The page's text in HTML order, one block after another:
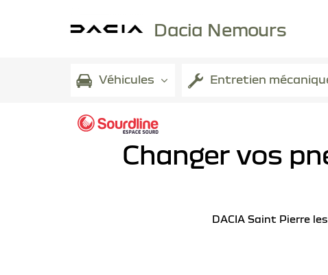
Dacia Nemours
Véhicules Entretien
Changer vos
DACIA Saint Pierre